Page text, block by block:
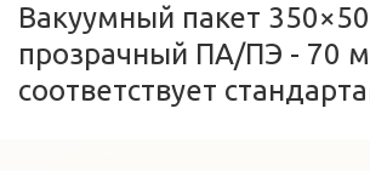
Вакуумный пакет
прозрачный ПА/ПЭ - 70
соответствует